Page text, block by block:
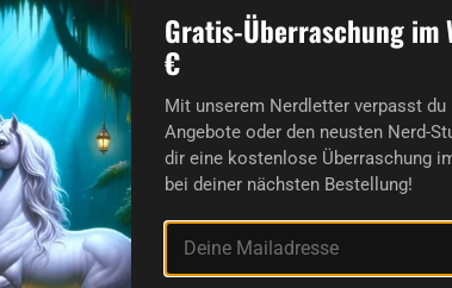
Il miglior negozio per nerd che
conosca.
L'ordine e la consegna sono arrivati ultra
puntuali nonostante la fretta del Natale!
Grazie a tutti e buon Natale anche a voi
nerd! :)
Gratis-Überraschung im
€
Mit unserem Nerdletter verpasst
Angebote oder den neusten Nerd-
dir eine kostenlose Überraschung
bei deiner nächsten Bestellung!
Deine Mailadresse